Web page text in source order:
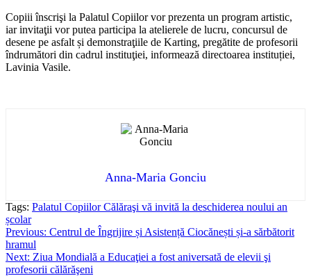
Copiii înscrişi la Palatul Copiilor vor prezenta un program artistic,
iar invitaţii vor putea participa la atelierele de lucru, concursul de
desene pe asfalt și demonstraţiile de Karting, pregătite de profesorii
îndrumători din cadrul instituţiei, informează directoarea instituției,
Lavinia Vasile.
Anna-Maria Gonciu
Tags: Palatul Copiilor Călăraşi vă invită la deschiderea noului an
școlar
Post
navigation
Previous: Centrul de Îngrijire și Asistență Ciocănești și-a sărbătorit
hramul
Next: Ziua Mondială a Educaţiei a fost aniversată de elevii şi
profesorii călărăşeni